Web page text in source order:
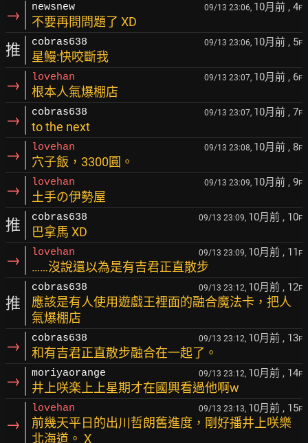
→ newsnew 09/13 23:06, 10月前 , 4F
不要再問問題了 XD
推 cobras638 09/13 23:06, 10月前 , 5F
星鰻:快咬斷我
→ lovehan 09/13 23:07, 10月前 , 6F
根本人氣爆棚店
→ cobras638 09/13 23:07, 10月前 , 7F
to the next
→ lovehan 09/13 23:08, 10月前 , 8F
穴子飯，3300圓。
→ lovehan 09/13 23:09, 10月前 , 9F
土手の伊勢屋
推 cobras638 09/13 23:09, 10月前 , 10F
巴拿馬 XD
→ lovehan 09/13 23:09, 10月前 , 11 F
……沒說還以為是有吉君正直散步
推
cobras638 09/13 23:12, 10月前 , 12F
應該是有人使用遊戲王裡面的融合魔法卡，把人
氣爆棚店
→ cobras638 09/13 23:12, 10月前 , 13F
和有吉君正直散步融合在一起了。
→ moriyaorange 09/13 23:12, 10月前 , 14F
井上咲楽上上星期才在國興看過他啊w
→
lovehan 09/13 23:13, 10月前 , 15F
前幾天平日的出川哲朗舊進度，剛好播井上咲樂
北海道。 X